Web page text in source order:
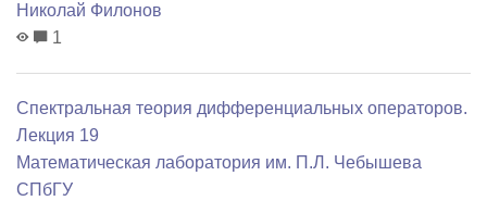
Николай Филонов
1
Спектральная теория дифференциальных операторов.
Лекция 19
Математичеcкая лаборатория им. П.Л. Чебышева
СПбГУ